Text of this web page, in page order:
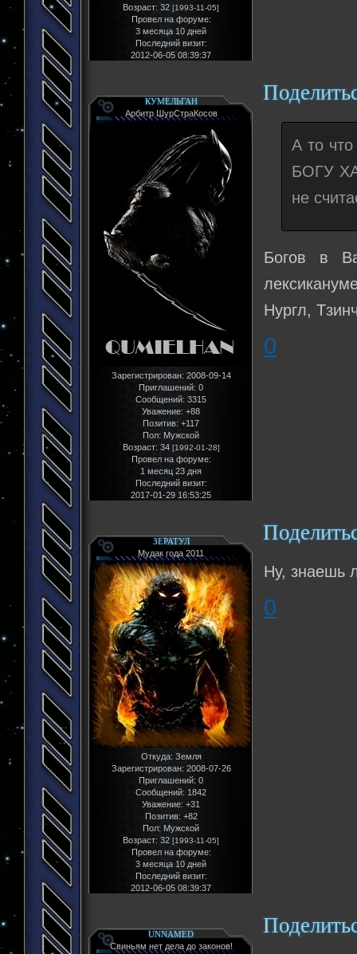
Возраст: 32 [1993-11-05]
Провел на форуме:
3 месяца 10 дней
Последний визит:
2012-06-05 08:39:37
КУМЕЛЬГАН
Арбитр ШурСтраКосов
Зарегистрирован: 2008-09-14
Приглашений: 0
Сообщений: 3315
Уважение: +88
Позитив: +117
Пол: Мужской
Возраст: 34 [1992-01-28]
Провел на форуме:
1 месяц 23 дня
Последний визит:
2017-01-29 16:53:25
А то что
БОГУ
не
Богов в
Нургл,
0
ЗЕРАТУЛ
Мудак года 2011
Откуда: Земля
Зарегистрирован: 2008-07-26
Приглашений: 0
Сообщений: 1842
Уважение: +31
Позитив: +82
Пол:Мужской
Возраст: 32 [1993-11-05]
Провел на форуме:
3 месяца 10 дней
Последний визит:
2012-06-05 08:39:37
Ну, знаешь
0
UNNAMED
Свиньям нет дела до законов!